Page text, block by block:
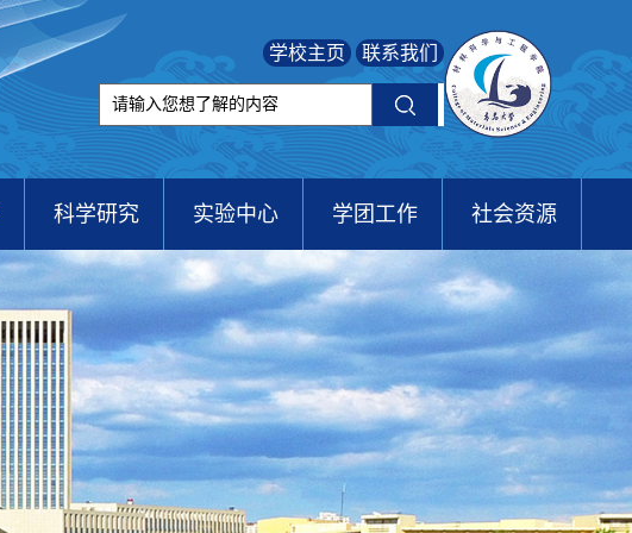
学校主页 联系我们
科学研究 实验中心 学团工作 社会资源